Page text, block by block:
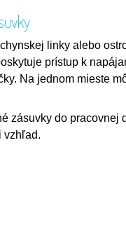
linky alebo
prístup k
Na jednom mieste
zásuvky do pracovnej
vzhľad.